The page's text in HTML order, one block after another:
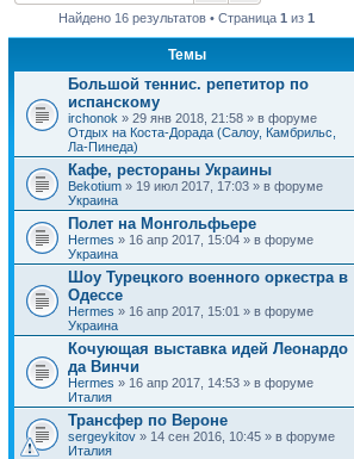
Найдено 16 результатов • Страница1 из1
Темы
Большой теннис. репетитор по
испанскому
irchonok » 29 янв 2018, 21:58 » в форуме
Отдых на Коста-Дорада (Салоу, Камбрильс,
Ла-Пинеда)
Кафе, рестораны Украины
Bekotium » 19 июл 2017, 17:03 » в форуме
Украина
Полет на Монгольфьере
Hermes » 16 апр 2017, 15:04 » в форуме
Украина
Шоу Турецкого военного оркестра в
Одессе
Hermes » 16 апр 2017, 15:01 » в форуме
Украина
Кочующая выставка идей Леонардо
да Винчи
Hermes » 16 апр 2017, 14:53 » в форуме
Италия
Трансфер по Вероне
sergeykitov » 14 сен 2016, 10:45 » в форуме
Италия